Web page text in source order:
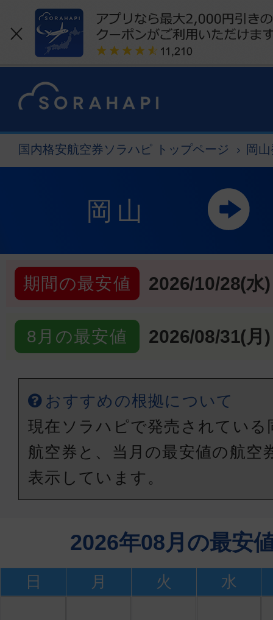
国内格安航空券ソラハピ トップページ 岡
岡山
期間の最安値 2026/10/28(水)
8月の最安値 2026/08/31(月)
おすすめの根拠について
現在ソラハピで発売されている
航空券と、当月の最安値の航空
表示しています。
2026年08月の最安
日 月 火 水